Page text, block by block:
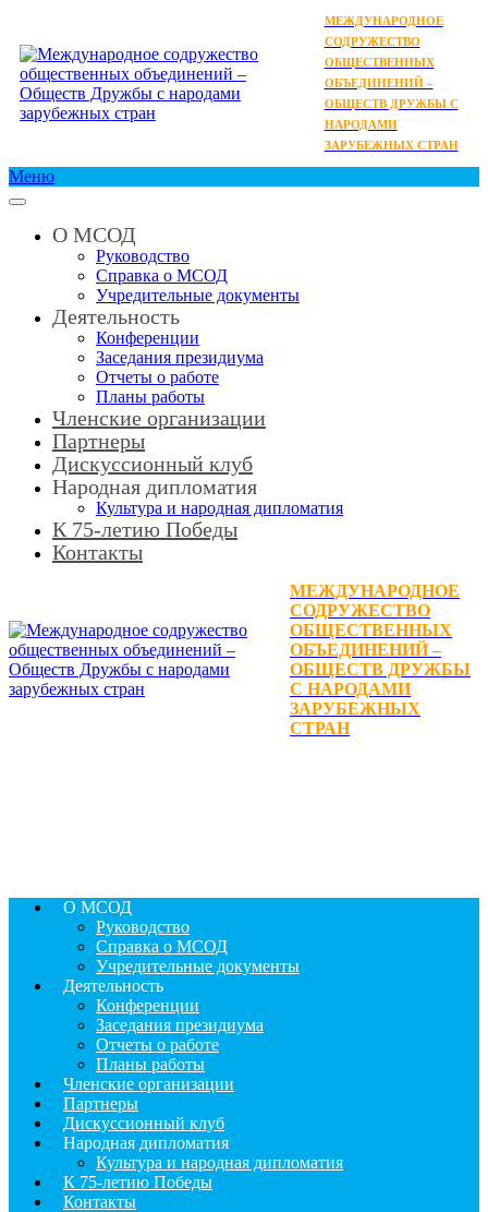
МЕЖДУНАРОДНОЕ
СОДРУЖЕСТВО
ОБЩЕСТВЕННЫХ
ОБЪЕДИНЕНИЙ –
ОБЩЕСТВ ДРУЖБЫ С
НАРОДАМИ
ЗАРУБЕЖНЫХ СТРАН
Меню
О МСОД
Руководство
Справка о МСОД
Учредительные документы
Деятельность
Конференции
Заседания президиума
Отчеты о работе
Планы работы
Членские организации
Партнеры
Дискуссионный клуб
Народная дипломатия
Культура и народная дипломатия
К 75-летию Победы
Контакты
МЕЖДУНАРОДНОЕ
СОДРУЖЕСТВО
ОБЩЕСТВЕННЫХ
ОБЪЕДИНЕНИЙ –
ОБЩЕСТВ ДРУЖБЫ
С НАРОДАМИ
ЗАРУБЕЖНЫХ
СТРАН
О МСОД
Руководство
Справка о МСОД
Учредительные документы
Деятельность
Конференции
Заседания президиума
Отчеты о работе
Планы работы
Членские организации
Партнеры
Дискуссионный клуб
Народная дипломатия
Культура и народная дипломатия
К 75-летию Победы
Контакты